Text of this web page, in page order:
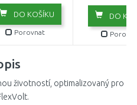
DO KOŠÍKU
Porovnat
DO
životností, optimalizovaný pro